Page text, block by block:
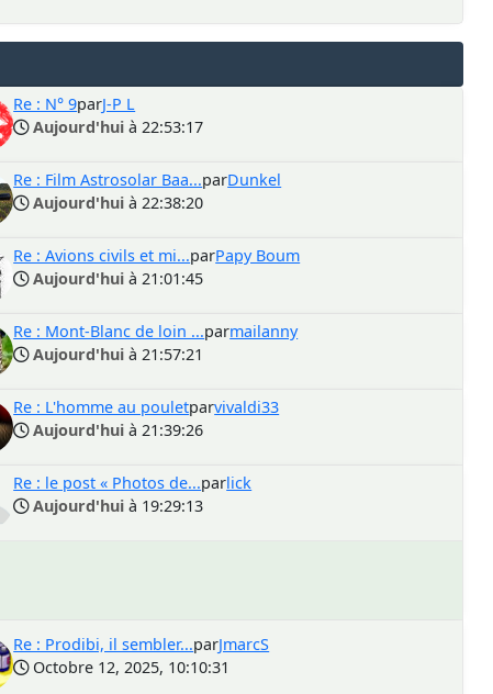
Re : N° 9parJ-P L
Aujourd'hui à 22:53:17
Re : Film Astrosolar Baa...parDunkel
Aujourd'hui à 22:38:20
Re : Avions civils et mi...parPapy Boum
Aujourd'hui à 21:01:45
Re : Mont-Blanc de loin ...parmailanny
Aujourd'hui à 21:57:21
Re : L'homme au pouletparvivaldi33
Aujourd'hui à 21:39:26
Re : le post « Photos de...parlick
Aujourd'hui à 19:29:13
Re : Prodibi, il sembler...parJmarcS
Octobre 12, 2025, 10:10:31